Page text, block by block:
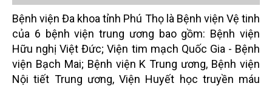
Bệnh viện Đa khoa tỉnh Phú Thọ là Bệnh viện Vệ tinh
của 6 bệnh viện trung ương bao gồm: Bệnh viện
Hữu nghị Việt Đức; Viện tim mạch Quốc Gia - Bệnh
viện Bạch Mai; Bệnh viện K Trung ương, Bệnh viện
Nội tiết Trung ương, Viện Huyết học truyền máu